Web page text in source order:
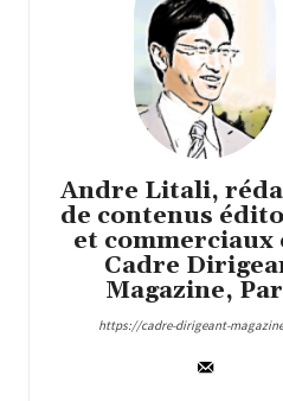
Andre Litali,
de contenus
et commerciaux
Cadre
Magazine,
https://cadre-dirigeant-